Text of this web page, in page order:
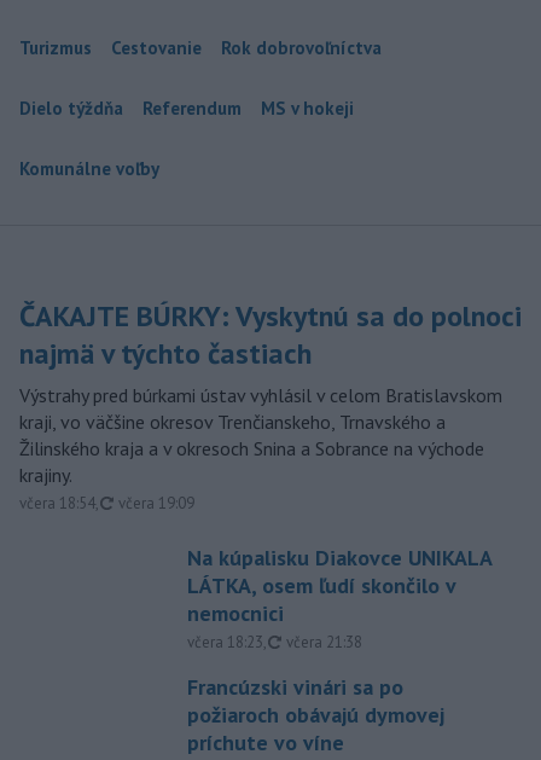
Turizmus Cestovanie Rok dobrovoľníctva
Dielo týždňa Referendum MS v hokeji
Komunálne voľby
ČAKAJTE BÚRKY: Vyskytnú sa do polnoci
najmä v týchto častiach
Výstrahy pred búrkami ústav vyhlásil v celom Bratislavskom
kraji, vo väčšine okresov Trenčianskeho, Trnavského a
Žilinského kraja a v okresoch Snina a Sobrance na východe
krajiny.
včera 18:54, aktualizované
včera 19:09
Na kúpalisku Diakovce UNIKALA
LÁTKA, osem ľudí skončilo v
nemocnici
včera 18:23, aktualizované
včera 21:38
Francúzski vinári sa po
požiaroch obávajú dymovej
príchute vo víne